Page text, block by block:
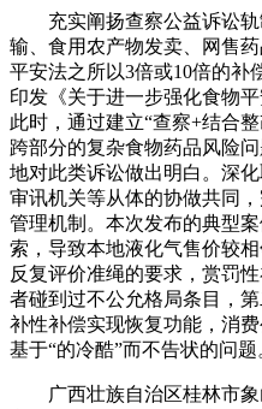
充实阐扬查察公益诉讼轨
输、食用农产物发卖、网售
平安法之所以3倍或10倍的补
印发《关于进一步强化食物
此时，通过建立“查察+结合
跨部分的复杂食物药品风险
地对此类诉讼做出明白。深
审讯机关等从体的协做共同
管理机制。本次发布的典型
索，导致本地液化气售价较
反复评价准绳的要求，赏罚
者碰到过不公允格局条目，
补性补偿实现恢复功能，消
基于“的冷酷”而不告状的问题
广西壮族自治区桂林市象